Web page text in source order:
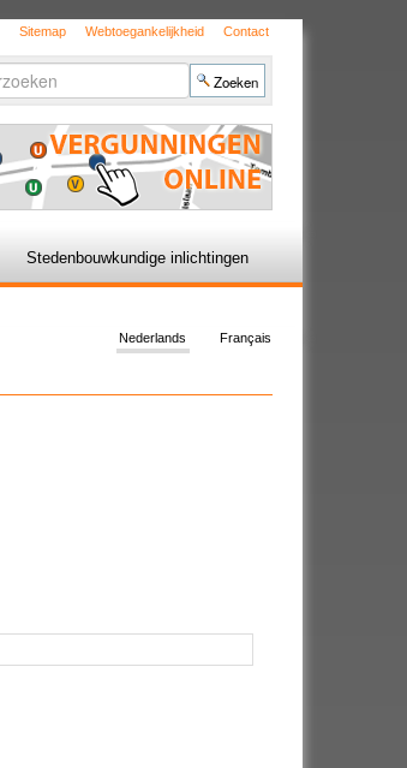
Sitemap Webtoegankelijkheid Contact
Stedenbouwkundige inlichtingen
Français
Nederlands